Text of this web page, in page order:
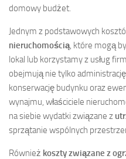
domowy budżet.
Jednym z podstawowych
nieruchomością, które mogą
lokal lub korzystamy z usług
obejmują nie tylko
konserwację budynku oraz
wynajmu, właściciele
na siebie wydatki związane z
sprzątanie wspólnych
Również koszty związane z